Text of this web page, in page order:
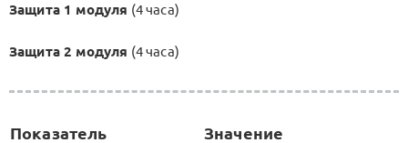
Защита 1 модуля (4 часа)
Защита 2 модуля (4 часа)
Показатель Значение